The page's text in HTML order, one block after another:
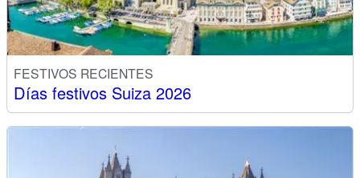
FESTIVOS RECIENTES
Días festivos Suiza 2026